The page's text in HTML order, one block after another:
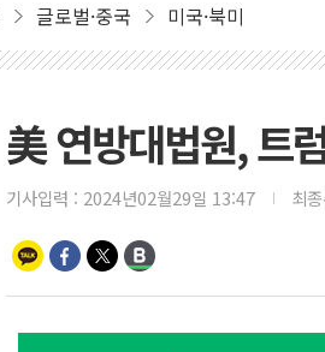
글로벌·중국 미국·북미
美 연방대법원, 트
기사입력 : 2024년02월29일 13:47 최